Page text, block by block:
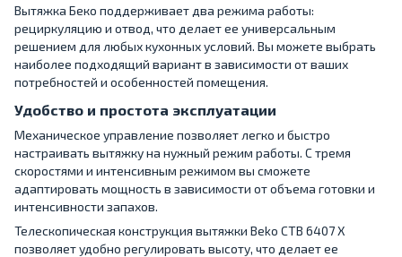
Вытяжка Беко поддерживает два режима работы:
рециркуляцию и отвод, что делает ее универсальным
решением для любых кухонных условий. Вы можете выбрать
наиболее подходящий вариант в зависимости от ваших
потребностей и особенностей помещения.
Удобство и простота эксплуатации
Механическое управление позволяет легко и быстро
настраивать вытяжку на нужный режим работы. С тремя
скоростями и интенсивным режимом вы сможете
адаптировать мощность в зависимости от объема готовки и
интенсивности запахов.
Телескопическая конструкция вытяжки Beko CTB 6407 X
позволяет удобно регулировать высоту, что делает ее